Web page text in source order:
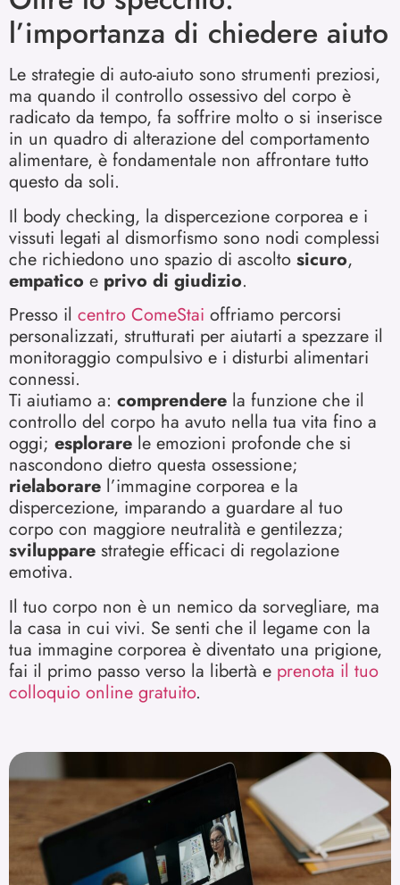
l’importanza di chiedere aiuto
Le strategie di auto-aiuto sono strumenti preziosi,
ma quando il controllo ossessivo del corpo è
radicato da tempo, fa soffrire molto o si inserisce
in un quadro di alterazione del comportamento
alimentare, è fondamentale non affrontare tutto
questo da soli.
Il body checking, la dispercezione corporea e i
vissuti legati al dismorfismo sono nodi complessi
che richiedono uno spazio di ascolto sicuro,
empatico e privo di giudizio.
Presso il centro ComeStai offriamo percorsi
personalizzati, strutturati per aiutarti a spezzare il
monitoraggio compulsivo e i disturbi alimentari
connessi.
Ti aiutiamo a: comprendere la funzione che il
controllo del corpo ha avuto nella tua vita fino a
oggi; esplorare le emozioni profonde che si
nascondono dietro questa ossessione;
rielaborare l’immagine corporea e la
dispercezione, imparando a guardare al tuo
corpo con maggiore neutralità e gentilezza;
sviluppare strategie efficaci di regolazione
emotiva.
Il tuo corpo non è un nemico da sorvegliare, ma
la casa in cui vivi. Se senti che il legame con la
tua immagine corporea è diventato una prigione,
fai il primo passo verso la libertà e prenota il tuo
colloquio online gratuito.